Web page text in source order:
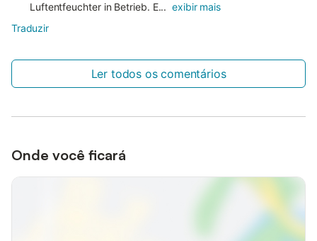
Luftentfeuchter in Betrieb. E... exibir mais
Traduzir
Ler todos os comentários
Onde você ficará